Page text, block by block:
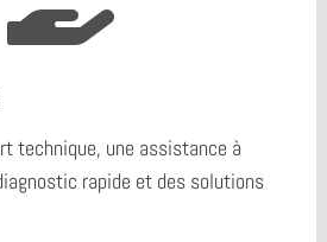
technique, une assistance à
rapide et des solutions